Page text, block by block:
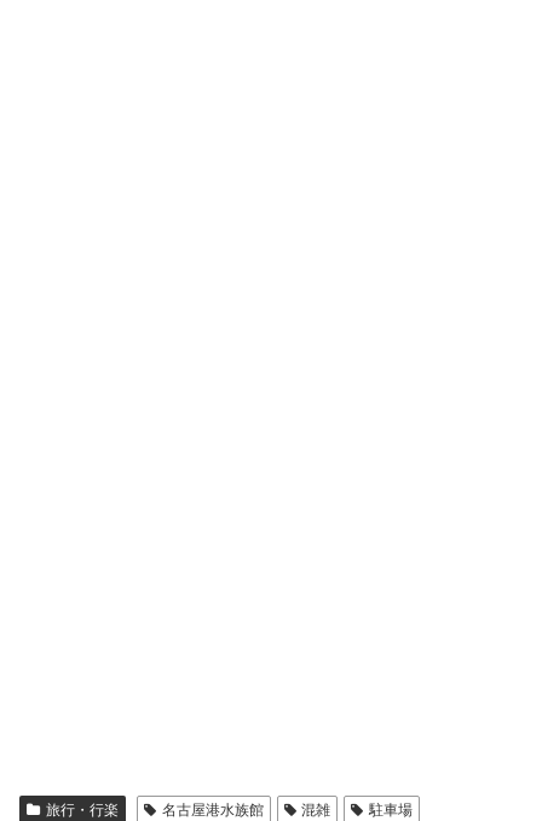
旅行・行楽 名古屋港水族館 混雑 駐車場